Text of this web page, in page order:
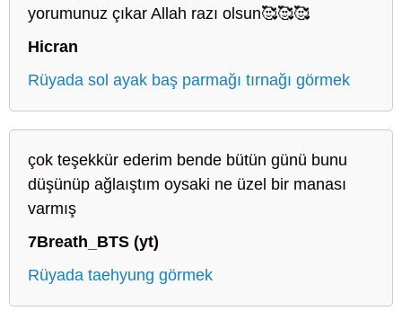
yorumunuz çıkar Allah razı olsun🥰🥰🥰
Hicran
Rüyada sol ayak baş parmağı tırnağı görmek
çok teşekkür ederim bende bütün günü bunu
düşünüp ağlaıştım oysaki ne üzel bir manası
varmış
7Breath_BTS (yt)
Rüyada taehyung görmek